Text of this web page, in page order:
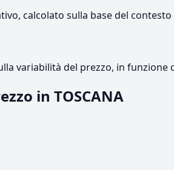
calcolato sulla base del contesto
variabilità del prezzo, in
in TOSCANA